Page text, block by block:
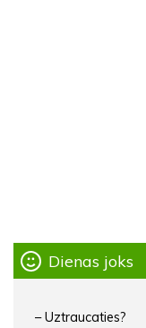
Dienas joks
– Uztraucaties?